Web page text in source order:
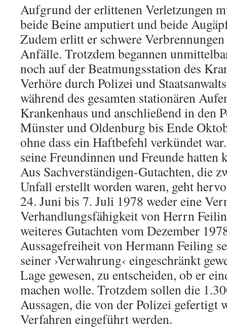
Aufgrund der erlittenen Verletzungen
beide Beine amputiert und beide
Zudem erlitt er schwere
Anfälle. Trotzdem begannen
noch auf der Beatmungsstation des
Verhöre durch Polizei und
während des gesamten stationären
Krankenhaus und anschließend in den
Münster und Oldenburg bis Ende
ohne dass ein Haftbefehl verkündet
seine Freundinnen und Freunde hatten
Aus Sachverständigen-Gutachten, die
Unfall erstellt worden waren, geht
24. Juni bis 7. Juli 1978 weder eine
Verhandlungsfähigkeit von Herrn
weiteres Gutachten vom Dezember
Aussagefreiheit von Hermann Feiling
seiner ›Verwahrung‹ eingeschränkt
Lage gewesen, zu entscheiden, ob er
machen wolle. Trotzdem sollen die
Aussagen, die von der Polizei gefertigt
Verfahren eingeführt werden.